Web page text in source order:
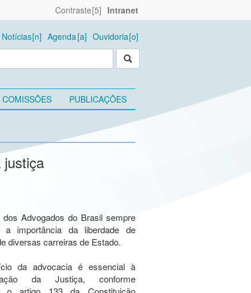
Contraste Intranet
Notícias Agenda Ouvidoria
COMISSÕES PUBLICAÇÕES
justiça
Advogados do Brasil sempre
a importância da liberdade de
diversas carreiras de Estado.
da advocacia é essencial à
da Justiça, conforme